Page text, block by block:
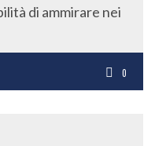
di ammirare nei
0